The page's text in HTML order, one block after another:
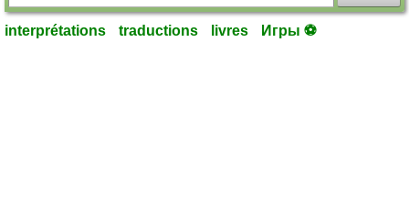
interprétations traductions livres Игры ⚽